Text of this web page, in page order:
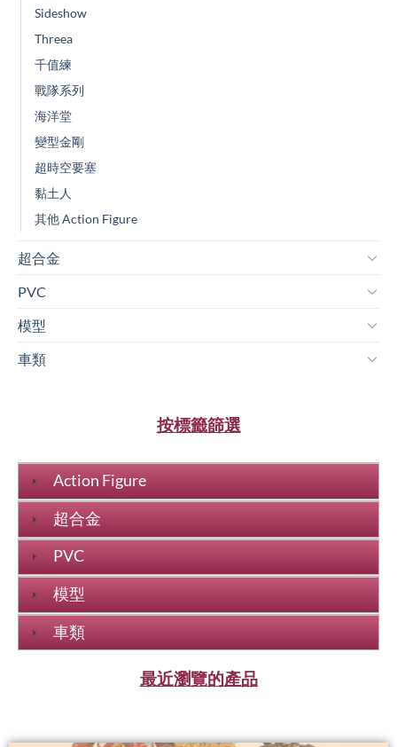
Sideshow
Threea
千值練
戰隊系列
海洋堂
變型金剛
超時空要塞
黏土人
其他 Action Figure
超合金
PVC
模型
車類
按標籤篩選
Action Figure
超合金
PVC
模型
車類
最近瀏覽的產品